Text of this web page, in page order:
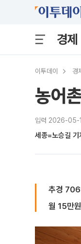
경제
이투데이 경
농어
입력 2026-05-
세종=노승길 기
추경 706
월 15만